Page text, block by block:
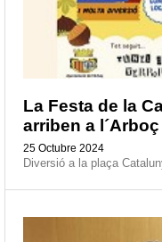
La Festa de la
arriben a
25 Octubre 2024
Diversió a la plaça